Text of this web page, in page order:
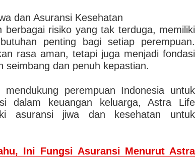
dan Asuransi Kesehatan
berbagai risiko yang tak terduga, memiliki
penting bagi setiap perempuan.
rasa aman, tetapi juga menjadi fondasi
seimbang dan penuh kepastian.
perempuan Indonesia untuk
dalam keuangan keluarga, Astra Life
asuransi jiwa dan kesehatan untuk
Ini Fungsi Asuransi Menurut Astra